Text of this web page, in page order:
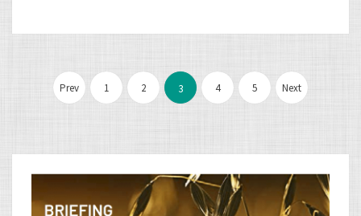
Paginação
dos
Prev 1 2 3 4 5 Next